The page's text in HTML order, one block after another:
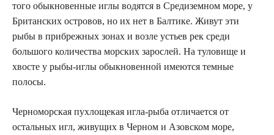
того обыкновенные иглы водятся в Средиземном море, у
Британских островов, но их нет в Балтике. Живут эти
рыбы в прибрежных зонах и возле устьев рек среди
большого количества морских зарослей. На туловище и
хвосте у рыбы-иглы обыкновенной имеются темные
полосы.
Черноморская пухлощекая игла-рыба отличается от
остальных игл, живущих в Черном и Азовском море,